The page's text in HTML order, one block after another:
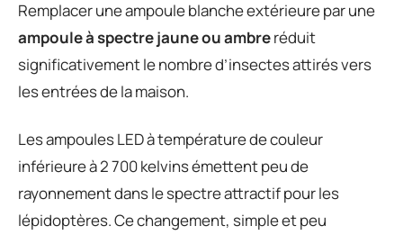
Remplacer une ampoule blanche extérieure par une
ampoule à spectre jaune ou ambreréduit
significativement le nombre d’insectes attirés vers
les entrées de la maison.
Les ampoules LED à température de couleur
inférieure à 2 700 kelvins émettent peu de
rayonnement dans le spectre attractif pour les
lépidoptères. Ce changement, simple et peu